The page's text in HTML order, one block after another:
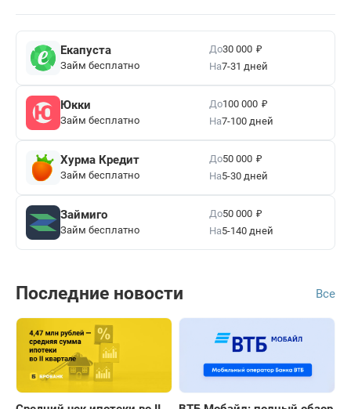
Екапуста
Займ бесплатно
До30 000 ₽
На7-31 дней
Юкки
Займ бесплатно
До100 000 ₽
На7-100 дней
Хурма Кредит
Займ бесплатно
До50 000 ₽
На5-30 дней
Займиго
Займ бесплатно
До50 000 ₽
На5-140 дней
Последние новости Все